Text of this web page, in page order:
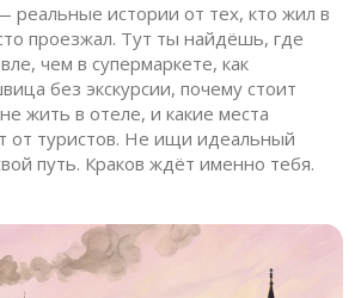
реальные истории от тех, кто жил в
проезжал. Тут ты найдёшь, где
чем в супермаркете, как
без экскурсии, почему стоит
жить в отеле, и какие места
от туристов. Не ищи идеальный
путь. Краков ждёт именно тебя.